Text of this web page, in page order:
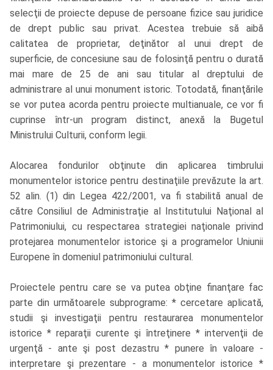
selecţii de proiecte depuse de persoane fizice sau juridice
de drept public sau privat. Acestea trebuie să aibă
calitatea de proprietar, deţinător al unui drept de
superficie, de concesiune sau de folosinţă pentru o durată
mai mare de 25 de ani sau titular al dreptului de
administrare al unui monument istoric. Totodată, finanţările
se vor putea acorda pentru proiecte multianuale, ce vor fi
cuprinse într-un program distinct, anexă la Bugetul
Ministrului Culturii, conform legii.
Alocarea fondurilor obţinute din aplicarea timbrului
monumentelor istorice pentru destinaţiile prevăzute la art.
52 alin. (1) din Legea 422/2001, va fi stabilită anual de
către Consiliul de Administraţie al Institutului Naţional al
Patrimoniului, cu respectarea strategiei naţionale privind
protejarea monumentelor istorice şi a programelor Uniunii
Europene în domeniul patrimoniului cultural.
Proiectele pentru care se va putea obţine finanţare fac
parte din următoarele subprograme: * cercetare aplicată,
studii şi investigaţii pentru restaurarea monumentelor
istorice * reparaţii curente şi întreţinere * intervenţii de
urgenţă - ante şi post dezastru * punere în valoare -
interpretare şi prezentare - a monumentelor istorice *